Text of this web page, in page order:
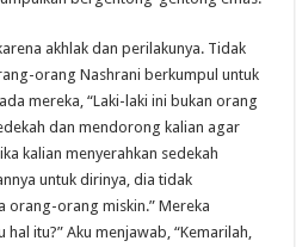
akhlak dan perilakunya. Tidak
orang Nashrani berkumpul untuk
mereka, “Laki-laki ini bukan orang
dan mendorong kalian agar
kalian menyerahkan sedekah
untuk dirinya, dia tidak
orang-orang miskin.” Mereka
itu?” Aku menjawab, “Kemarilah,